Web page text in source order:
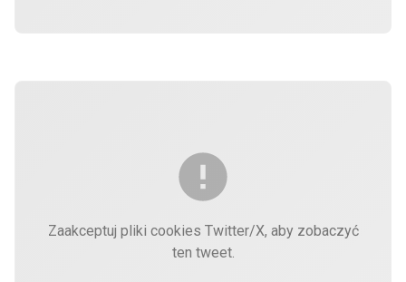
Zaakceptuj pliki cookies Twitter/X, aby zobaczyć
ten tweet.